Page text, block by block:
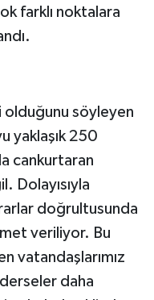
farklı noktalara
olduğunu söyleyen
yaklaşık 250
cankurtaran
Dolayısıyla
doğrultusunda
veriliyor. Bu
vatandaşlarımız
daha